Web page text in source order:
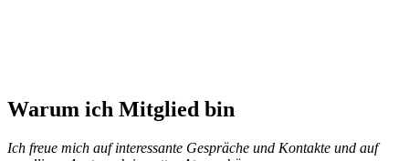
Warum ich Mitglied bin
Ich freue mich auf interessante Gespräche und Kontakte und auf